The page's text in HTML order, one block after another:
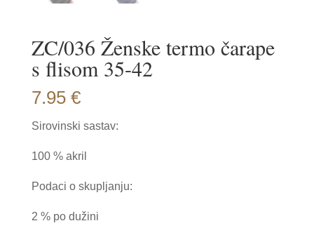
ZC/036 Ženske termo čarape
s flisom 35-42
7.95 €
Sirovinski sastav:
100 % akril
Podaci o skupljanju:
2 % po dužini